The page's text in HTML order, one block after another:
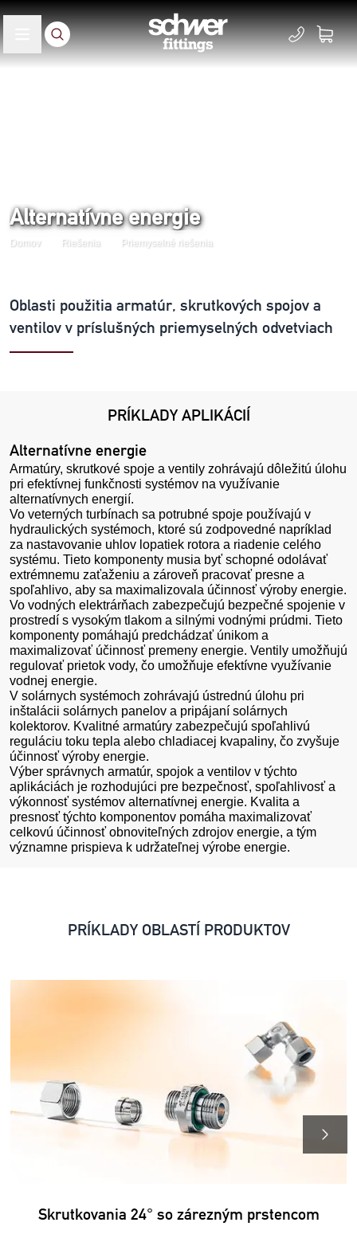
Alternatívne energie
Domov Riešenia Priemyselné riešenia
Oblasti použitia armatúr, skrutkových spojov a
ventilov v príslušných priemyselných odvetviach
PRÍKLADY APLIKÁCIÍ
Alternatívne energie
Armatúry, skrutkové spoje a ventily zohrávajú dôležitú úlohu
pri efektívnej funkčnosti systémov na využívanie
alternatívnych energií.
Vo veterných turbínach sa potrubné spoje používajú v
hydraulických systémoch, ktoré sú zodpovedné napríklad
za nastavovanie uhlov lopatiek rotora a riadenie celého
systému. Tieto komponenty musia byť schopné odolávať
extrémnemu zaťaženiu a zároveň pracovať presne a
spoľahlivo, aby sa maximalizovala účinnosť výroby energie.
Vo vodných elektrárňach zabezpečujú bezpečné spojenie v
prostredí s vysokým tlakom a silnými vodnými prúdmi. Tieto
komponenty pomáhajú predchádzať únikom a
maximalizovať účinnosť premeny energie. Ventily umožňujú
regulovať prietok vody, čo umožňuje efektívne využívanie
vodnej energie.
V solárnych systémoch zohrávajú ústrednú úlohu pri
inštalácii solárnych panelov a pripájaní solárnych
kolektorov. Kvalitné armatúry zabezpečujú spoľahlivú
reguláciu toku tepla alebo chladiacej kvapaliny, čo zvyšuje
účinnosť výroby energie.
Výber správnych armatúr, spojok a ventilov v týchto
aplikáciách je rozhodujúci pre bezpečnosť, spoľahlivosť a
výkonnosť systémov alternatívnej energie. Kvalita a
presnosť týchto komponentov pomáha maximalizovať
celkovú účinnosť obnoviteľných zdrojov energie, a tým
významne prispieva k udržateľnej výrobe energie.
PRÍKLADY OBLASTÍ PRODUKTOV
Skrutkovania 24° so zárezným prstencom